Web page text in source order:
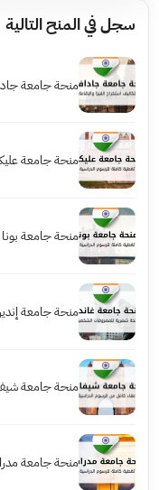
سجل في المنح التالية
منحة جامعة
منحة جامعة
منحة جامعة بونا
منحة جامعة
منحة جامعة
منحة جامعة